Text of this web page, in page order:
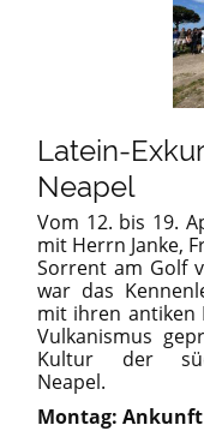
Latein-
Neapel
Vom 12. bis 19.
mit Herrn Janke,
Sorrent am Golf
war das
mit ihren antiken
Vulkanismus
Kultur der
Neapel.
Montag: